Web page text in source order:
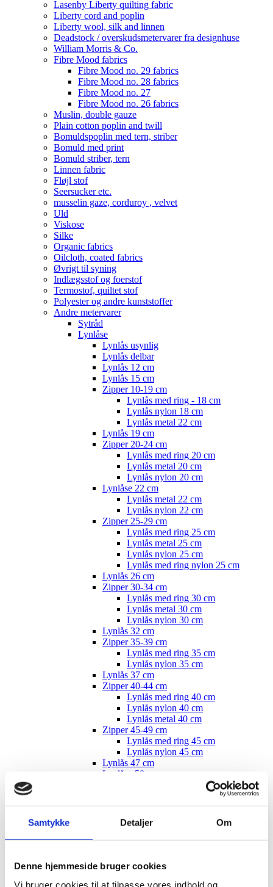
Samtykke Detaljer Om
Denne hjemmeside bruger cookies
Vi bruger cookies til at tilpasse vores indhold og
Lasenby Liberty quilting fabric
Liberty cord and poplin
Liberty wool, silk and linnen
Deadstock / overskudsmetervarer fra designhuse
William Morris & Co.
Fibre Mood fabrics
Fibre Mood no. 29 fabrics
Fibre Mood no. 28 fabrics
Fibre Mood no. 27
Fibre Mood no. 26 fabrics
Muslin, double gauze
Plain cotton poplin and twill
Bomuldspoplin med tern, striber
Bomuld med print
Bomuld striber, tern
Linnen fabric
Fløjl stof
Seersucker etc.
musselin gaze, corduroy , velvet
Uld
Viskose
Silke
Organic fabrics
Oilcloth, coated fabrics
Øvrigt til syning
Indlægsstof og foerstof
Termostof, quiltet stof
Polyester og andre kunststoffer
Andre metervarer
Sytråd
Lynlåse
Lynlås usynlig
Lynlås delbar
Lynlås 12 cm
Lynlås 15 cm
Zipper 10-19 cm
Lynlås med ring - 18 cm
Lynlås nylon 18 cm
Lynlås metal 22 cm
Lynlås 19 cm
Zipper 20-24 cm
Lynlås med ring 20 cm
Lynlås metal 20 cm
Lynlås nylon 20 cm
Lynlåse 22 cm
Lynlås metal 22 cm
Lynlås nylon 22 cm
Zipper 25-29 cm
Lynlås med ring 25 cm
Lynlås metal 25 cm
Lynlås nylon 25 cm
Lynlås med ring nylon 25 cm
Lynlås 26 cm
Zipper 30-34 cm
Lynlås med ring 30 cm
Lynlås metal 30 cm
Lynlås nylon 30 cm
Lynlås 32 cm
Zipper 35-39 cm
Lynlås med ring 35 cm
Lynlås nylon 35 cm
Lynlås 37 cm
Zipper 40-44 cm
Lynlås med ring 40 cm
Lynlås nylon 40 cm
Lynlås metal 40 cm
Zipper 45-49 cm
Lynlås med ring 45 cm
Lynlås nylon 45 cm
Lynlås 47 cm
Lynlåse 50 cm
Lynlåse 70-100 cm
Lynlås 100 cm
Lynlås 15 cm
Zipper, buttons, snaps
Bånd - skråbånd / kantbånd
Broderet bånd